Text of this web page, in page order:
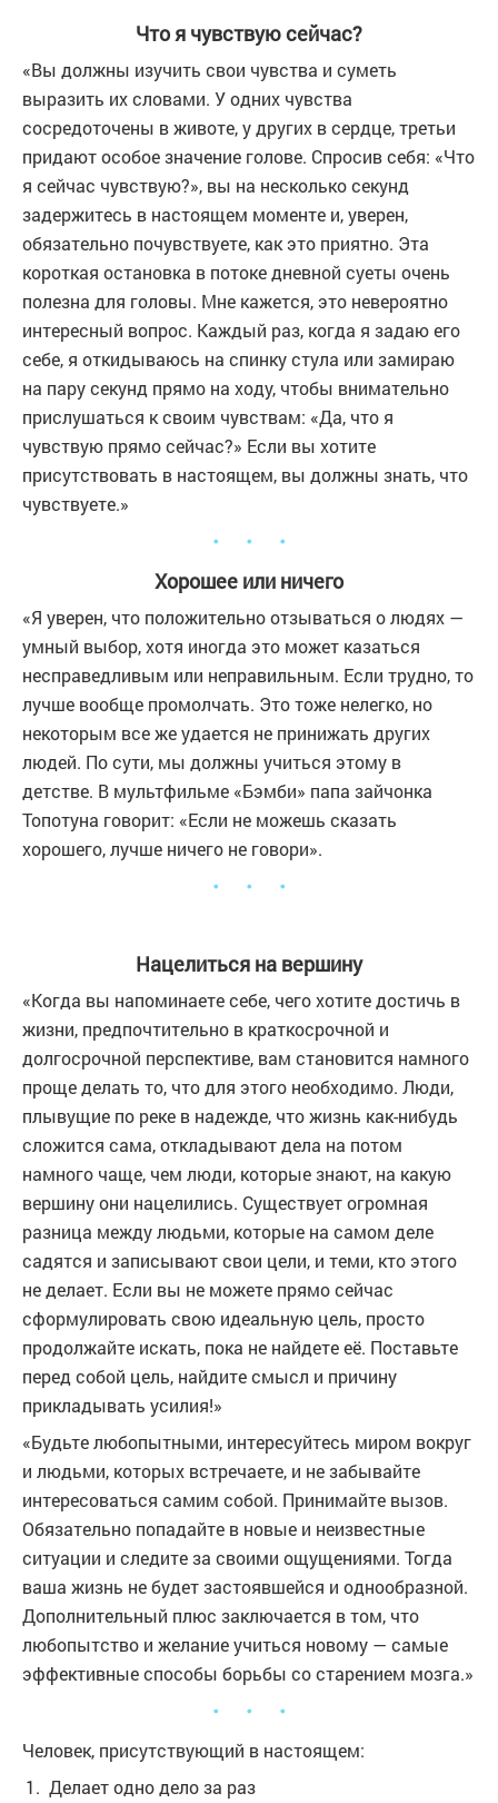
Что я чувствую сейчас?
«Вы должны изучить свои чувства и суметь
выразить их словами. У одних чувства
сосредоточены в животе, у других в сердце, третьи
придают особое значение голове. Спросив себя: «Что
я сейчас чувствую?», вы на несколько секунд
задержитесь в настоящем моменте и, уверен,
обязательно почувствуете, как это приятно. Эта
короткая остановка в потоке дневной суеты очень
полезна для головы. Мне кажется, это невероятно
интересный вопрос. Каждый раз, когда я задаю его
себе, я откидываюсь на спинку стула или замираю
на пару секунд прямо на ходу, чтобы внимательно
прислушаться к своим чувствам: «Да, что я
чувствую прямо сейчас?» Если вы хотите
присутствовать в настоящем, вы должны знать, что
чувствуете.»
・ ・ ・
Хорошее или ничего
«Я уверен, что положительно отзываться о людях —
умный выбор, хотя иногда это может казаться
несправедливым или неправильным. Если трудно, то
лучше вообще промолчать. Это тоже нелегко, но
некоторым все же удается не принижать других
людей. По сути, мы должны учиться этому в
детстве. В мультфильме «Бэмби» папа зайчонка
Топотуна говорит: «Если не можешь сказать
хорошего, лучше ничего не говори».
・ ・ ・
Нацелиться на вершину
«Когда вы напоминаете себе, чего хотите достичь в
жизни, предпочтительно в краткосрочной и
долгосрочной перспективе, вам становится намного
проще делать то, что для этого необходимо. Люди,
плывущие по реке в надежде, что жизнь как-нибудь
сложится сама, откладывают дела на потом
намного чаще, чем люди, которые знают, на какую
вершину они нацелились. Существует огромная
разница между людьми, которые на самом деле
садятся и записывают свои цели, и теми, кто этого
не делает. Если вы не можете прямо сейчас
сформулировать свою идеальную цель, просто
продолжайте искать, пока не найдете её. Поставьте
перед собой цель, найдите смысл и причину
прикладывать усилия!»
«Будьте любопытными, интересуйтесь миром вокруг
и людьми, которых встречаете, и не забывайте
интересоваться самим собой. Принимайте вызов.
Обязательно попадайте в новые и неизвестные
ситуации и следите за своими ощущениями. Тогда
ваша жизнь не будет застоявшейся и однообразной.
Дополнительный плюс заключается в том, что
любопытство и желание учиться новому — самые
эффективные способы борьбы со старением мозга.»
・ ・ ・
Человек, присутствующий в настоящем:
Делает одно дело за раз